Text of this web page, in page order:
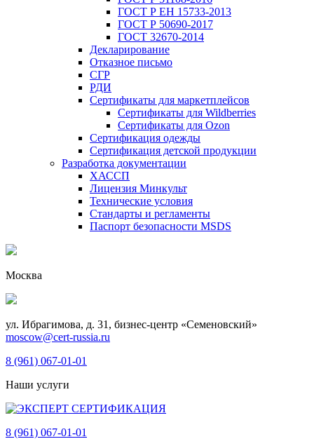
ГОСТ Р ЕН 15733-2013
ГОСТ Р 50690-2017
ГОСТ 32670-2014
Декларирование
Отказное письмо
СГР
РДИ
Сертификаты для маркетплейсов
Сертификаты для Wildberries
Сертификаты для Ozon
Сертификация одежды
Сертификация детской продукции
Разработка документации
ХАССП
Лицензия Минкульт
Технические условия
Стандарты и регламенты
Паспорт безопасности MSDS
Москва
ул. Ибрагимова, д. 31, бизнес-центр «Семеновский»
moscow@cert-russia.ru
8 (961) 067-01-01
Наши услуги
8 (961) 067-01-01